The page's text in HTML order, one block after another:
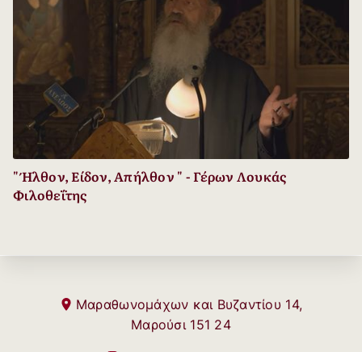
" Ήλθον, Είδον, Απήλθον " - Γέρων Λουκάς
Φιλοθεΐτης
Μαραθωνομάχων και Βυζαντίου 14,
Μαρούσι 151 24